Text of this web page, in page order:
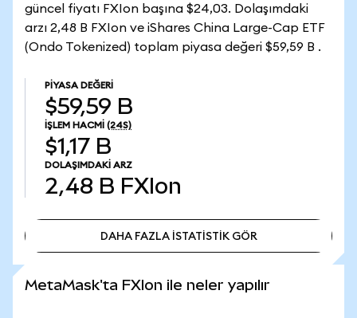
güncel fiyatı FXIon başına $24,03. Dolaşımdaki
arzı 2,48 B FXIon ve iShares China Large-Cap ETF
(Ondo Tokenized) toplam piyasa değeri $59,59 B .
PIYASA DEĞERI
$59,59 B
İŞLEM HACMI (24S)
$1,17 B
DOLAŞIMDAKI ARZ
2,48 B FXIon
DAHA FAZLA İSTATİSTİK GÖR
MetaMask'ta FXIon ile neler yapılır